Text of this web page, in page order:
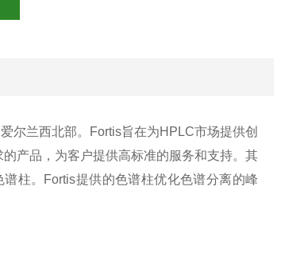
尔兰西北部。Fortis旨在为HPLC市场提供创
产品，为客户提供高标准的服务和支持。其
柱。Fortis提供的色谱柱优化色谱分离的峰